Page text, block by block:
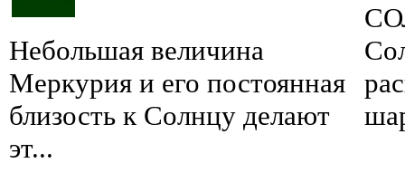
Небольшая величина
Меркурия и его постоянная
близость к Солнцу делают
эт...